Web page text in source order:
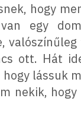
hogy
egy
ott. Hát
lássuk
nekik,